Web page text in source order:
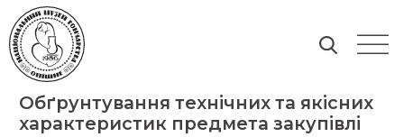
Обґрунтування технічних та якісних
характеристик предмета закупівлі